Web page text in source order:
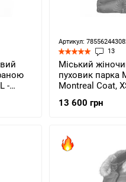
-
Артикул:
13
Міський
пуховик парка
Montreal Сoat,
13 600 грн